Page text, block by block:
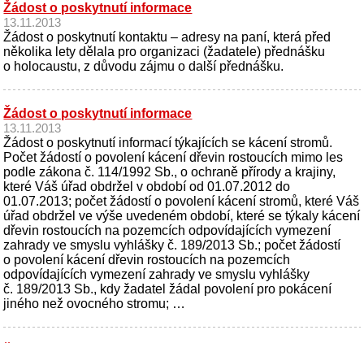
Žádost o poskytnutí informace
13.11.2013
Žádost o poskytnutí kontaktu – adresy na paní, která před
několika lety dělala pro organizaci (žadatele) přednášku
o holocaustu, z důvodu zájmu o další přednášku.
Žádost o poskytnutí informace
13.11.2013
Žádost o poskytnutí informací týkajících se kácení stromů.
Počet žádostí o povolení kácení dřevin rostoucích mimo les
podle zákona č. 114/1992 Sb., o ochraně přírody a krajiny,
které Váš úřad obdržel v období od 01.07.2012 do
01.07.2013; počet žádostí o povolení kácení stromů, které Váš
úřad obdržel ve výše uvedeném období, které se týkaly kácení
dřevin rostoucích na pozemcích odpovídajících vymezení
zahrady ve smyslu vyhlášky č. 189/2013 Sb.; počet žádostí
o povolení kácení dřevin rostoucích na pozemcích
odpovídajících vymezení zahrady ve smyslu vyhlášky
č. 189/2013 Sb., kdy žadatel žádal povolení pro pokácení
jiného než ovocného stromu; …